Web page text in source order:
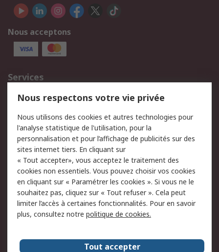
Nous acceptons
Services
750.000 produits
2.500 marques
Retours
Support technique
Track & trace
Legal
Politique de cookies
Sécurité des e-mails
Politique de protection
des données - Mise à
jour
Conditions générales
de vente
A propos de RS
Nous respectons votre vie privée
Nous utilisons des cookies et autres technologies pour
l'analyse statistique de l'utilisation, pour la
personnalisation et pour l’affichage de publicités sur des
sites internet tiers. En cliquant sur
« Tout accepter», vous acceptez le traitement des
cookies non essentiels. Vous pouvez choisir vos cookies
en cliquant sur « Paramétrer les cookies ». Si vous ne le
souhaitez pas, cliquez sur « Tout refuser ». Cela peut
limiter l’accès à certaines fonctionnalités. Pour en savoir
plus, consultez notre politique de cookies.
Tout accepter